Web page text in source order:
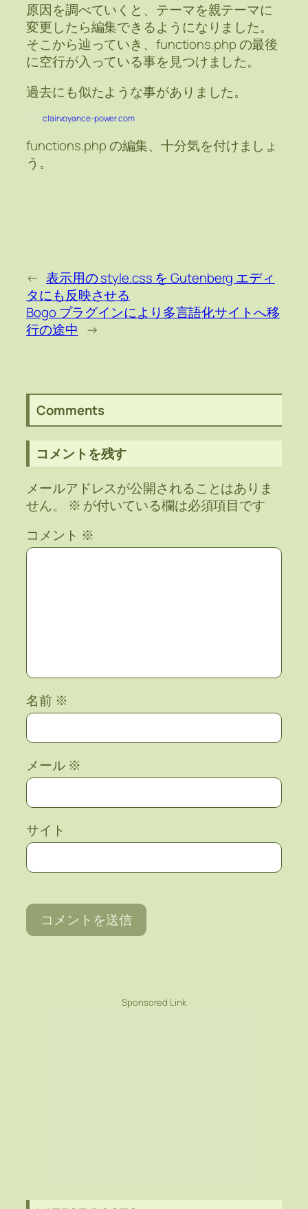
原因を調べていくと、テーマを親テーマに
変更したら編集できるようになりました。
そこから辿っていき、functions.php の最後
に空行が入っている事を見つけました。
過去にも似たような事がありました。
clairvoyance-power.com
functions.php の編集、十分気を付けましょ
う。
← 表示用の style.css を Gutenberg エディ
タにも反映させる
Bogo プラグインにより多言語化サイトへ移
行の途中 →
Comments
コメントを残す
メールアドレスが公開されることはありま
せん。
※ が付いている欄は必須項目です
コメント ※
名前 ※
メール ※
サイト
Sponsored Link